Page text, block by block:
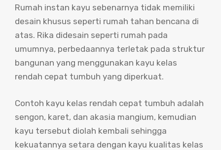
Rumah instan kayu sebenarnya tidak memiliki
desain khusus seperti rumah tahan bencana di
atas. Rika didesain seperti rumah pada
umumnya, perbedaannya terletak pada struktur
bangunan yang menggunakan kayu kelas
rendah cepat tumbuh yang diperkuat.
Contoh kayu kelas rendah cepat tumbuh adalah
sengon, karet, dan akasia mangium, kemudian
kayu tersebut diolah kembali sehingga
kekuatannya setara dengan kayu kualitas kelas